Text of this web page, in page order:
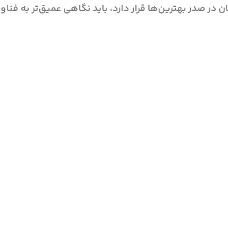
صدر بهترین‌ها قرار دارد، باید نگاهی عمیق‌تر به